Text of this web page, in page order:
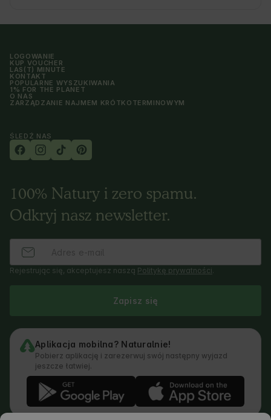
LOGOWANIE
KUP VOUCHER
LAS(T) MINUTE
KONTAKT
POPULARNE WYSZUKIWANIA
1% FOR THE PLANET
O NAS
ZARZĄDZANIE NAJMEM KRÓTKOTERMINOWYM
ŚLEDŹ NAS
100% Natury i zero spamu.
Odkryj nasz newsletter.
Rejestrując się, akceptujesz naszą Politykę prywatności.
Zapisz się
Aplikacja mobilna? Naturalnie!
Pobierz aplikację i zarezerwuj swój następny wyjazd
jeszcze łatwiej.